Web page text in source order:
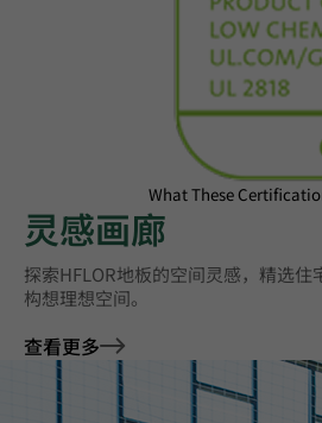
What These
灵感画廊
探索HFLOR地板的空间灵感，精选
构想理想空间。
查看更多